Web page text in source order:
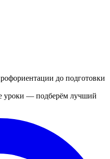
до подготовки
уроки — подберём лучший